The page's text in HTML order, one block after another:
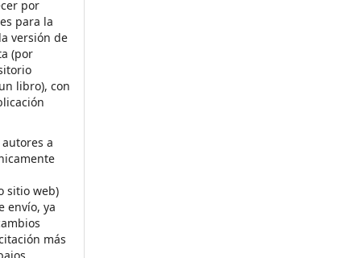
por
para la
versión de
(por
libro), con
a
sitio web)
envío, ya
más